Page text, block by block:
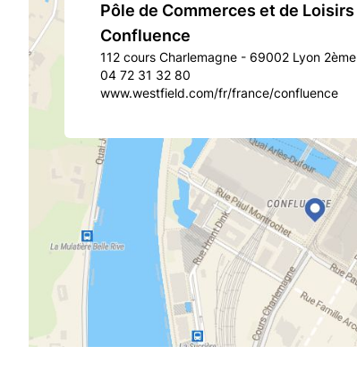
Pôle de Commerces et de Loisirs
Confluence
112 cours Charlemagne - 69002 Lyon 2ème
04 72 31 32 80
www.westfield.com/fr/france/confluence